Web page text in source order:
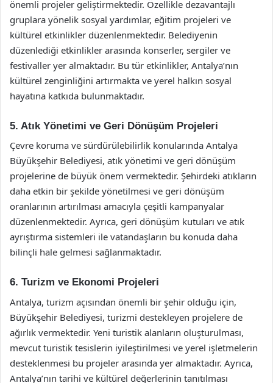
önemli projeler geliştirmektedir. Özellikle dezavantajlı
gruplara yönelik sosyal yardımlar, eğitim projeleri ve
kültürel etkinlikler düzenlenmektedir. Belediyenin
düzenlediği etkinlikler arasında konserler, sergiler ve
festivaller yer almaktadır. Bu tür etkinlikler, Antalya’nın
kültürel zenginliğini artırmakta ve yerel halkın sosyal
hayatına katkıda bulunmaktadır.
5. Atık Yönetimi ve Geri Dönüşüm Projeleri
Çevre koruma ve sürdürülebilirlik konularında Antalya
Büyükşehir Belediyesi, atık yönetimi ve geri dönüşüm
projelerine de büyük önem vermektedir. Şehirdeki atıkların
daha etkin bir şekilde yönetilmesi ve geri dönüşüm
oranlarının artırılması amacıyla çeşitli kampanyalar
düzenlenmektedir. Ayrıca, geri dönüşüm kutuları ve atık
ayrıştırma sistemleri ile vatandaşların bu konuda daha
bilinçli hale gelmesi sağlanmaktadır.
6. Turizm ve Ekonomi Projeleri
Antalya, turizm açısından önemli bir şehir olduğu için,
Büyükşehir Belediyesi, turizmi destekleyen projelere de
ağırlık vermektedir. Yeni turistik alanların oluşturulması,
mevcut turistik tesislerin iyileştirilmesi ve yerel işletmelerin
desteklenmesi bu projeler arasında yer almaktadır. Ayrıca,
Antalya’nın tarihi ve kültürel değerlerinin tanıtılması